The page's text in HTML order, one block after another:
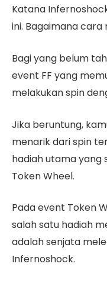
Katana
ini. Bagaimana
Bagi yang belum
event FF yang
melakukan spin
Jika beruntung,
menarik dari spin
hadiah utama yang
Token Wheel.
Pada event Token
salah satu hadiah
adalah senjata
Infernoshock.